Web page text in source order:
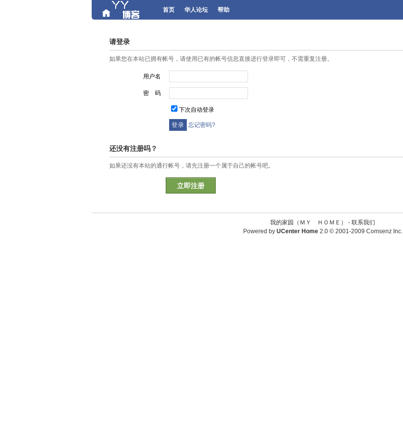
首页 华人论坛 帮助
请登录
如果您在本站已拥有帐号，请使用已有的帐号信息直接进行登录即可，不需重复注册。
用户名
密 码
下次自动登录
忘记密码?
还没有注册吗？
如果还没有本站的通行帐号，请先注册一个属于自己的帐号吧。
立即注册
我的家园（ＭＹ ＨＯＭＥ） - 联系我们
Powered by UCenter Home 2.0© 2001-2009 Comsenz Inc.